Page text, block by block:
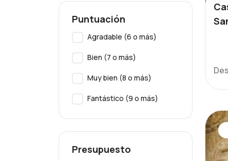
Puntuación
Agradable (6 o más)
Bien (7 o más)
Muy bien (8 o más)
Fantástico (9 o más)
Presupuesto